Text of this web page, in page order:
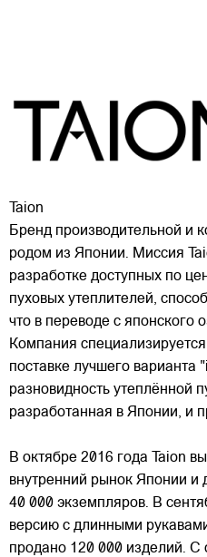
Taion
Бренд производительной и
родом из Японии. Миссия
разработке доступных по
пуховых утеплителей,
что в переводе с японского
Компания
поставке лучшего варианта
разновидность утеплённой
разработанная в Японии, и
В октябре 2016 года Taion
внутренний рынок Японии
40 000 экземпляров. В
версию с длинными
продано 120 000 изделий. С